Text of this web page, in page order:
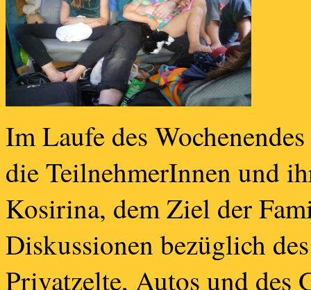
Im Laufe des
die TeilnehmerInnen und
Kosirina, dem Ziel der
Diskussionen bezüglich
Privatzelte, Autos und des